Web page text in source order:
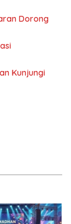
Dorong
Kunjungi